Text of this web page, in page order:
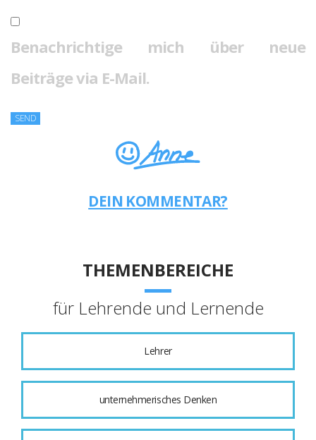
Benachrichtige mich über neue
Beiträge via E-Mail.
DEIN KOMMENTAR?
THEMENBEREICHE
für Lehrende und Lernende
Lehrer
unternehmerisches Denken